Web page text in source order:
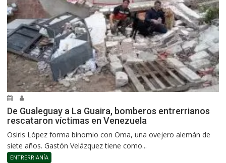
De Gualeguay a La Guaira, bomberos entrerrianos
rescataron víctimas en Venezuela
Osiris López forma binomio con Oma, una ovejero alemán de
siete años. Gastón Velázquez tiene como...
ENTRERRIANÍA